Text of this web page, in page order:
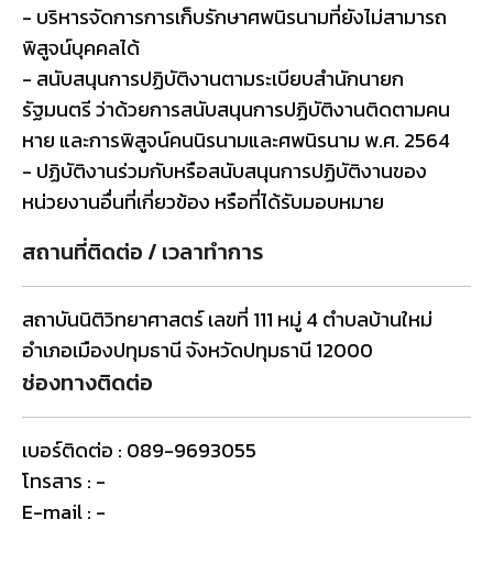
- บริหารจัดการการเก็บรักษาศพนิรนามที่ยังไม่สามารถ
พิสูจน์บุคคลได้
- สนับสนุนการปฏิบัติงานตามระเบียบสำนักนายก
รัฐมนตรี ว่าด้วยการสนับสนุนการปฏิบัติงานติดตามคน
หาย และการพิสูจน์คนนิรนามและศพนิรนาม พ.ศ. 2564
- ปฏิบัติงานร่วมกับหรือสนับสนุนการปฏิบัติงานของ
หน่วยงานอื่นที่เกี่ยวข้อง หรือที่ได้รับมอบหมาย
สถานที่ติดต่อ / เวลาทำการ
สถาบันนิติวิทยาศาสตร์ เลขที่ 111 หมู่ 4 ตำบลบ้านใหม่
อำเภอเมืองปทุมธานี จังหวัดปทุมธานี 12000
ช่องทางติดต่อ
เบอร์ติดต่อ : 089-9693055
โทรสาร : -
E-mail : -